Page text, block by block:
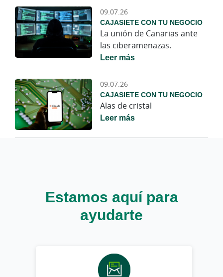
09.07.26
CAJASIETE CON TU NEGOCIO
La unión de Canarias ante
las ciberamenazas.
Leer más
09.07.26
CAJASIETE CON TU NEGOCIO
Alas de cristal
Leer más
Estamos aquí para
ayudarte